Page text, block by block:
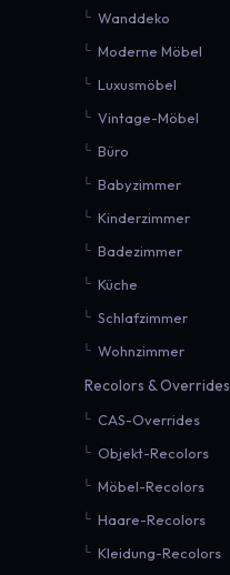
Wanddeko
Moderne Möbel
Luxusmöbel
Vintage-Möbel
Büro
Babyzimmer
Kinderzimmer
Badezimmer
Küche
Schlafzimmer
Wohnzimmer
Recolors & Overrides
CAS-Overrides
Objekt-Recolors
Möbel-Recolors
Haare-Recolors
Kleidung-Recolors